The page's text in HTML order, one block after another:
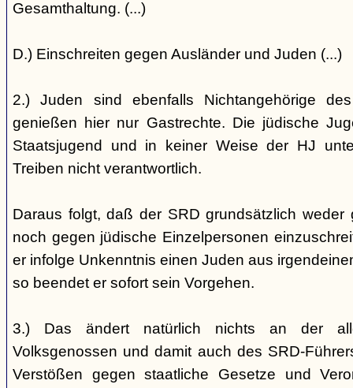
Gesamthaltung. (...)
D.) Einschreiten gegen Ausländer und Juden (...)
2.) Juden sind ebenfalls Nichtangehörige
genießen hier nur Gastrechte. Die jüdische
Staatsjugend und in keiner Weise der HJ
Treiben nicht verantwortlich.
Daraus folgt, daß der SRD grundsätzlich weder
noch gegen jüdische Einzelpersonen
er infolge Unkenntnis einen Juden aus
so beendet er sofort sein Vorgehen.
3.) Das ändert natürlich nichts an der
Volksgenossen und damit auch des SRD-
Verstößen gegen staatliche Gesetze und